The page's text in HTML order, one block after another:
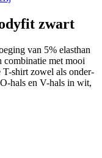
zwart
van 5% elasthan
combinatie met mooi
T-shirt zowel als onder-
hals en V-hals in wit,